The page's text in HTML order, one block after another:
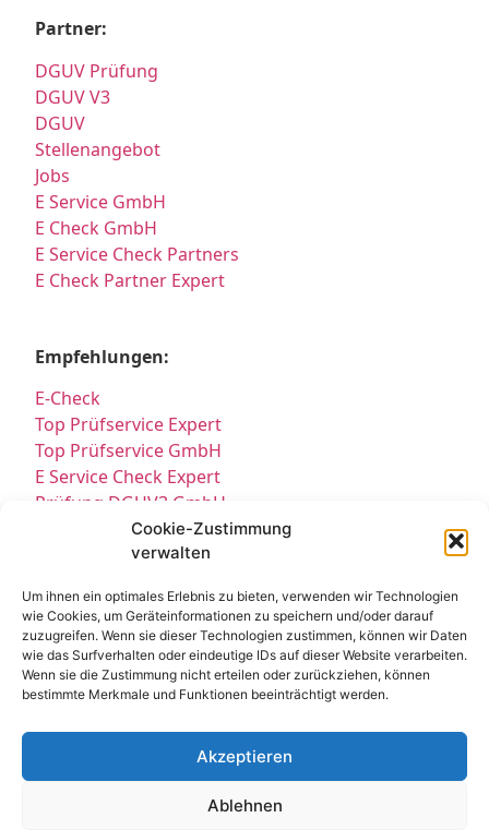
Cookie-Zustimmung
verwalten
Um ihnen ein optimales Erlebnis zu bieten, verwenden wir Technologien
wie Cookies, um Geräteinformationen zu speichern und/oder darauf
zuzugreifen. Wenn sie dieser Technologien zustimmen, können wir Daten
wie das Surfverhalten oder eindeutige IDs auf dieser Website verarbeiten.
Wenn sie die Zustimmung nicht erteilen oder zurückziehen, können
bestimmte Merkmale und Funktionen beeinträchtigt werden.
Akzeptieren
Ablehnen
Partner:
DGUV Prüfung
DGUV V3
DGUV
Stellenangebot
Jobs
E Service GmbH
E Check GmbH
E Service Check Partners
E Check Partner Expert
Empfehlungen:
E-Check
Top Prüfservice Expert
Top Prüfservice GmbH
E Service Check Expert
Prüfung DGUV3 GmbH
Sicherheitsprüfungen Partners
Sicherheitsprüfungen Expert
Prüfung elektrischer Anlagen
Kontakt Impressum